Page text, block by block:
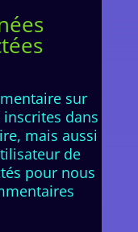
sur
dans
mais aussi
de
pour nous